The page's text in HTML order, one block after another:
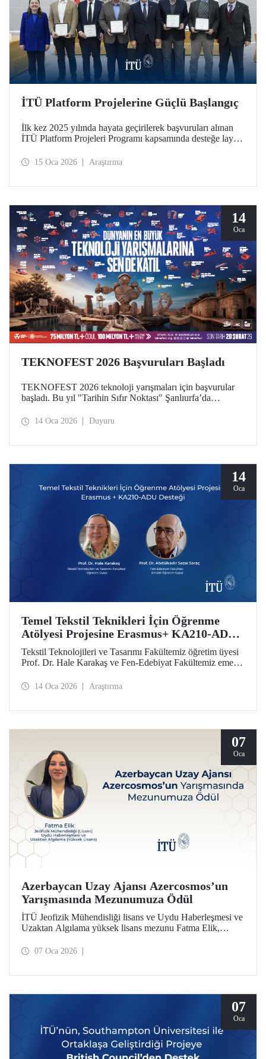
İTÜ Platform Projelerine Güçlü Başlangıç
İlk kez 2025 yılında hayata geçirilerek başvuruları alınan
İTÜ Platform Projeleri Programı kapsamında desteğe layık
Yerleşkemizde düzenlenen imza töreniyle resmen başladı.
15 Oca 2026 Araştırma
14
Oca
TEKNOFEST 2026 Başvuruları Başladı
TEKNOFEST 2026 teknoloji yarışmaları için başvurular
başladı. Bu yıl "Tarihin Sıfır Noktası" Şanlıurfa’da
Şubat! Katılımın ücretsiz olduğu TEKNOFEST Teknoloji
14 Oca 2026 Duyuru
14
Oca
Temel Tekstil Teknikleri İçin Öğrenme
Atölyesi Projesine Erasmus+ KA210-ADU
Desteği
Tekstil Teknolojileri ve Tasarımı Fakültemiz öğretim üyesi
Prof. Dr. Hale Karakaş ve Fen-Edebiyat Fakültemiz emekli
yer aldığı Temel Tekstil Teknikleri İçin Öğrenme Atölyesi
14 Oca 2026 Araştırma
07
Oca
Azerbaycan Uzay Ajansı Azercosmos’un
Yarışmasında Mezunumuza Ödül
İTÜ Jeofizik Mühendisliği lisans ve Uydu Haberleşmesi ve
Uzaktan Algılama yüksek lisans mezunu Fatma Elik,
düzenlenen “Yer Gözlemi – Yerin Məsafədən Müşahidəsi”
07 Oca 2026
07
Oca